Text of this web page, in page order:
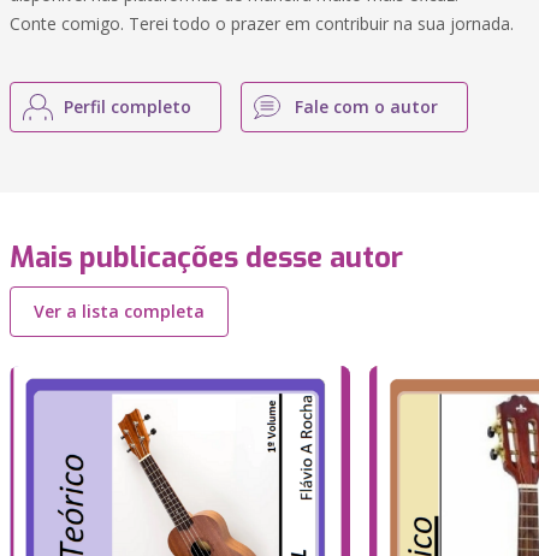
Conte comigo. Terei todo o prazer em contribuir na sua jornada.
Perfil completo Fale com o autor
Mais publicações desse autor
Ver a lista completa